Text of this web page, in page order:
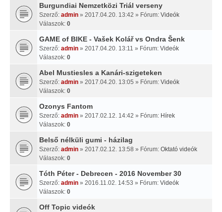
Burgundiai Nemzetközi Triál verseny
Szerző: admin » 2017.04.20. 13:42 » Fórum: Videók
Válaszok: 0
GAME of BIKE - Vašek Kolář vs Ondra Šenk
Szerző: admin » 2017.04.20. 13:11 » Fórum: Videók
Válaszok: 0
Abel Mustiesles a Kanári-szigeteken
Szerző: admin » 2017.04.20. 13:05 » Fórum: Videók
Válaszok: 0
Ozonys Fantom
Szerző: admin » 2017.02.12. 14:42 » Fórum: Hírek
Válaszok: 0
Belső nélküli gumi - házilag
Szerző: admin » 2017.02.12. 13:58 » Fórum: Oktató videók
Válaszok: 0
Tóth Péter - Debrecen - 2016 November 30
Szerző: admin » 2016.11.02. 14:53 » Fórum: Videók
Válaszok: 0
Off Topic videók